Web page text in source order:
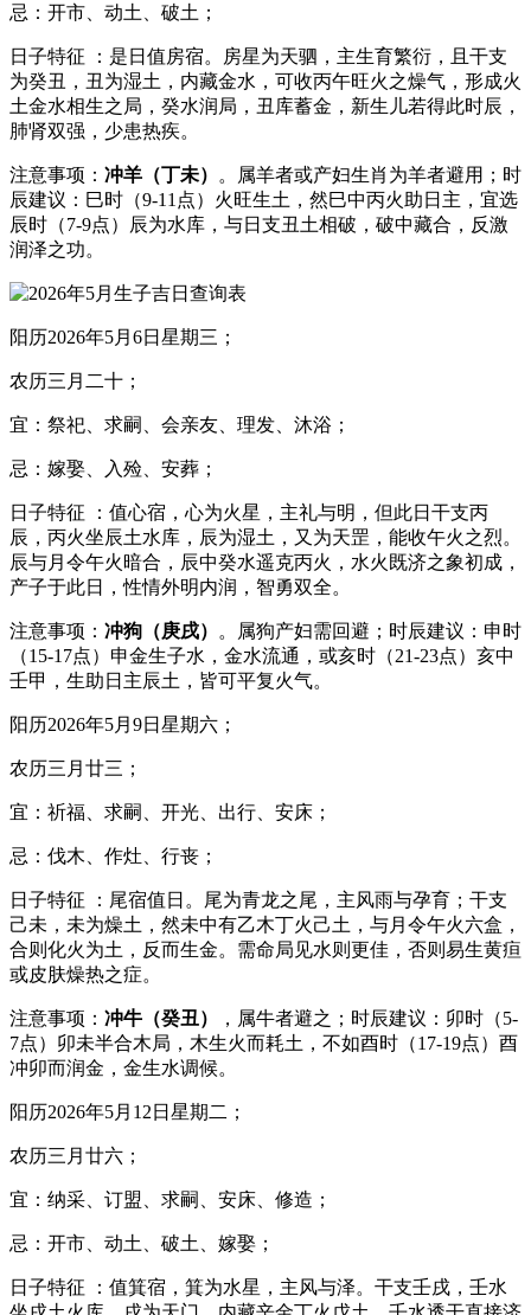
忌：开市、动土、破土；
日子特征 ：是日值房宿。房星为天驷，主生育繁衍，且干支
为癸丑，丑为湿土，内藏金水，可收丙午旺火之燥气，形成火
土金水相生之局，癸水润局，丑库蓄金，新生儿若得此时辰，
肺肾双强，少患热疾。
注意事项： 冲羊（丁未）
。属羊者或产妇生肖为羊者避用；时
辰建议：巳时（9-11点）火旺生土，然巳中丙火助日主，宜选
辰时（7-9点）辰为水库，与日支丑土相破，破中藏合，反激
润泽之功。
阳历2026年5月6日星期三；
农历三月二十；
宜：祭祀、求嗣、会亲友、理发、沐浴；
忌：嫁娶、入殓、安葬；
日子特征 ：值心宿，心为火星，主礼与明，但此日干支丙
辰，丙火坐辰土水库，辰为湿土，又为天罡，能收午火之烈。
辰与月令午火暗合，辰中癸水遥克丙火，水火既济之象初成，
产子于此日，性情外明内润，智勇双全。
注意事项： 冲狗（庚戌）
。属狗产妇需回避；时辰建议：申时
（15-17点）申金生子水，金水流通，或亥时（21-23点）亥中
壬甲，生助日主辰土，皆可平复火气。
阳历2026年5月9日星期六；
农历三月廿三；
宜：祈福、求嗣、开光、出行、安床；
忌：伐木、作灶、行丧；
日子特征 ：尾宿值日。尾为青龙之尾，主风雨与孕育；干支
己未，未为燥土，然未中有乙木丁火己土，与月令午火六盒，
合则化火为土，反而生金。需命局见水则更佳，否则易生黄疸
或皮肤燥热之症。
注意事项： 冲牛（癸丑）
，属牛者避之；时辰建议：卯时（5-
7点）卯未半合木局，木生火而耗土，不如酉时（17-19点）酉
冲卯而润金，金生水调候。
阳历2026年5月12日星期二；
农历三月廿六；
宜：纳采、订盟、求嗣、安床、修造；
忌：开市、动土、破土、嫁娶；
日子特征 ：值箕宿，箕为水星，主风与泽。干支壬戌，壬水